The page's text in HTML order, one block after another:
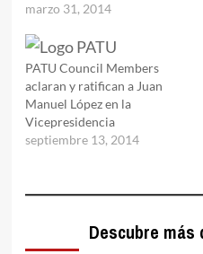
marzo 31, 2014
PATU Council Members
aclaran y ratifican a Juan
Manuel López en la
Vicepresidencia
septiembre 13, 2014
Descubre más